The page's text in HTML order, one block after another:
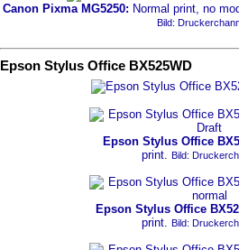
Canon Pixma MG5250: Normal print, no
Bild:
Epson Stylus Office BX525WD
Epson Stylus Office
print. Bild:
Epson Stylus Office
print. Bild: